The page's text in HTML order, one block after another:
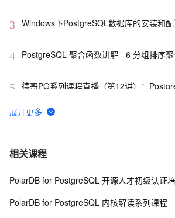
3 Windows下PostgreSQL数据库的安装和
4 PostgreSQL 聚合函数讲解 - 6 分组排序
5 德哥PG系列课程直播（第12讲）：
6
PostgreSQL 11 新特性解读 : Initdb/
7 PostgreSQL 如何轻松搞定行驶、运动轨迹
8 zabbix template pg_monz for
相关课程
PolarDB for PostgreSQL 开源人才初级认证
PolarDB for PostgreSQL 内核解读系列课程